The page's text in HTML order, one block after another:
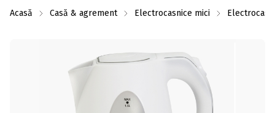
Acasă Casă & agrement Electrocasnice mici